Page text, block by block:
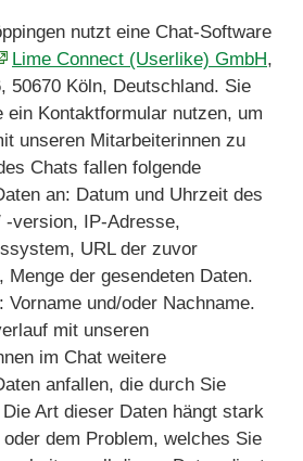
nutzt eine Chat-Software
Lime Connect (Userlike) GmbH,
50670 Köln, Deutschland. Sie
ein Kontaktformular nutzen, um
unseren Mitarbeiterinnen zu
Chats fallen folgende
an: Datum und Uhrzeit des
version, IP-Adresse,
URL der zuvor
Menge der gesendeten Daten.
Vorname und/oder Nachname.
mit unseren
im Chat weitere
anfallen, die durch Sie
Art dieser Daten hängt stark
dem Problem, welches Sie